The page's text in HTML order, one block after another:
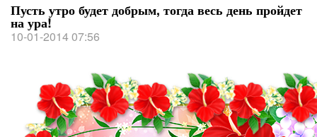
Пусть утро будет добрым, тогда весь день пройдет
на ура!
10-01-2014 07:56